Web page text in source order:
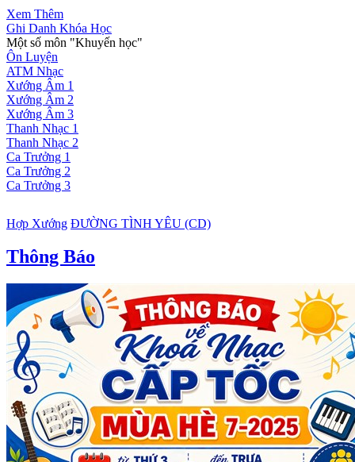
Xem Thêm
Ghi Danh Khóa Học
Một số môn "Khuyến học"
Ôn Luyện
ATM Nhạc
Xướng Âm 1
Xướng Âm 2
Xướng Âm 3
Thanh Nhạc 1
Thanh Nhạc 2
Ca Trưởng 1
Ca Trưởng 2
Ca Trưởng 3
Hợp Xướng ĐƯỜNG TÌNH YÊU (CD)
Thông Báo